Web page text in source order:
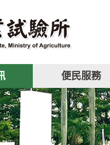
便民服務